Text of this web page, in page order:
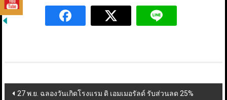
Post
27 พ.ย. ฉลองวันเกิดโรงแรม ดิ เอมเมอรัลด์ รับส่วนลด 25%